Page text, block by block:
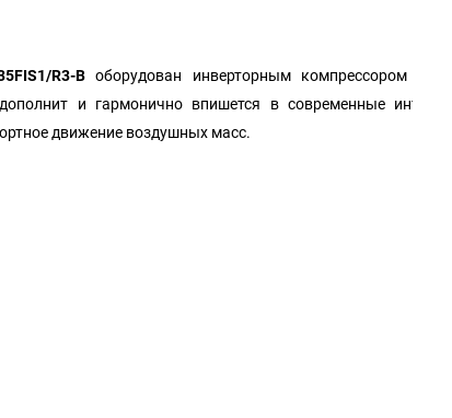
R3-Bоборудован инверторным компрессором с
и гармонично впишется в современные
движение воздушных масс.